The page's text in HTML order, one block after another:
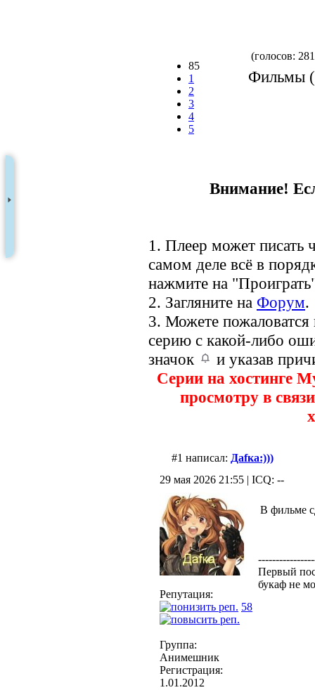
85
1
2
3
4
5
(голосов:
Фильмы
Внимание!
1. Плеер может писать
самом деле всё в
нажмите на
2. Загляните на Форум.
3. Можете
серию с какой-либо
значок
и указав
Серии на хостинге
просмотру в
#1 написал: Даfка:)))
29 мая 2026 21:55 | ICQ: --
Репутация:
58
Группа:
Анимешник
Регистрация:
1.01.2012
В фильме
Первый
букаф не